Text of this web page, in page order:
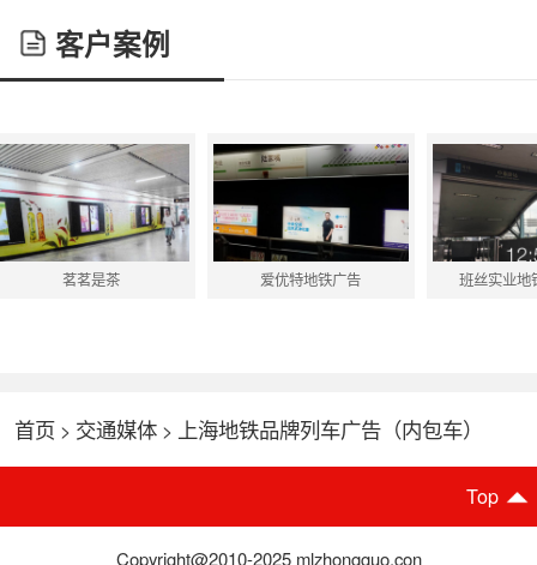
客户案例
爱优特地铁广告 班丝实业地铁灯箱广告 南
首页 > 交通媒体 > 上海地铁品牌列车广告（内包车）
Top
Copyright@2010-2025 mlzhongguo.con